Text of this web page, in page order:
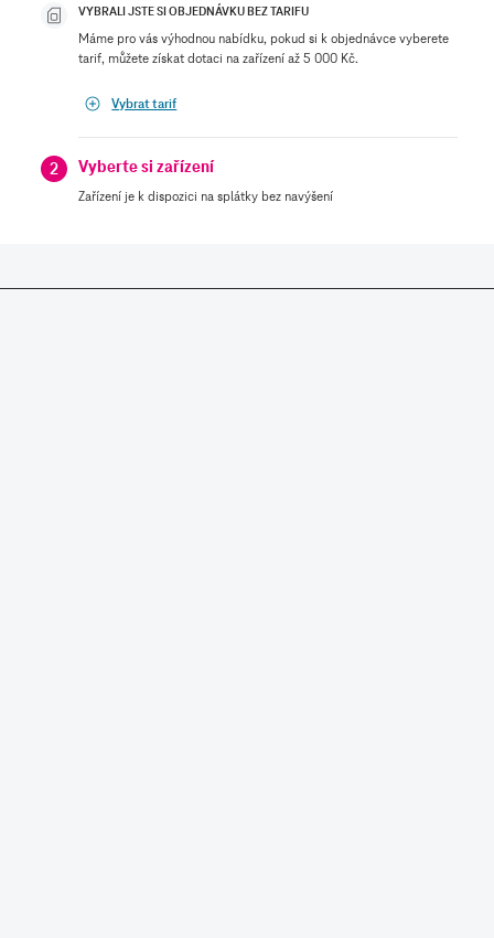
VYBRALI JSTE SI OBJEDNÁVKU BEZ TARIFU
Máme pro vás výhodnou nabídku, pokud si k objednávce vyberete
tarif, můžete získat dotaci na zařízení až 5 000 Kč.
Vybrat tarif
2 Vyberte si zařízení
Zařízení je k dispozici na splátky bez navýšení